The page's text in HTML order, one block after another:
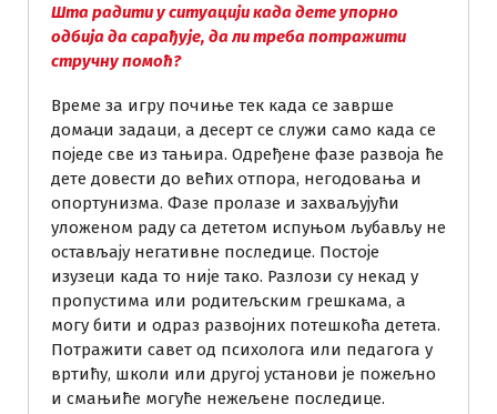
Шта радити у ситуацији када дете упорно
одбија да сарађује, да ли треба потражити
стручну помоћ?
Време за игру почиње тек када се заврше
домац́и задаци, а десерт се служи само када се
поједе све из тањира. Одређене фазе развоја ће
дете довести до већих отпора, негодовања и
опортунизма. Фазе пролазе и захваљујући
уложеном раду са дететом испуњом љубављу не
остављају негативне последице. Постоје
изузеци када то није тако. Разлози су некад у
пропустима или родитељским грешкама, а
могу бити и одраз развојних потешкоћа детета.
Потражити савет од психолога или педагога у
вртићу, школи или другој установи је пожељно
и смањиће могуће нежељене последице.